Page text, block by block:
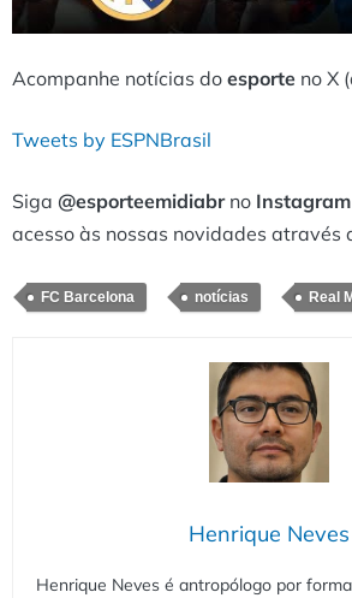
Acompanhe notícias do esporte no X
Tweets by ESPNBrasil
Siga @esporteemidiabrno Instagram
acesso às nossas novidades através
FC Barcelona notícias Real
Henrique Neves
Henrique Neves é antropólogo por